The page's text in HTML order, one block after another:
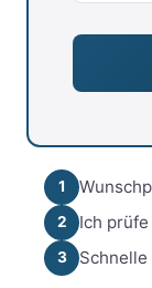
1
2 Ich
3